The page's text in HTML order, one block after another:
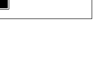
KATEGORIJA PROIZVODA:
filtrirano prema BOJA: